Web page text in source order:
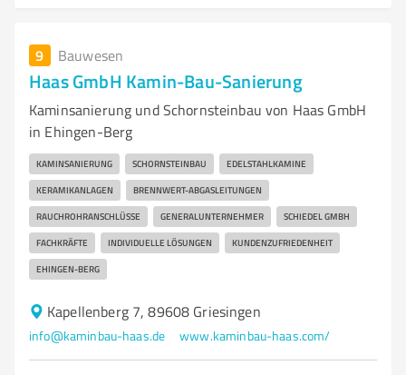
9 Bauwesen
Haas GmbH Kamin-Bau-Sanierung
Kaminsanierung und Schornsteinbau von Haas GmbH
in Ehingen-Berg
KAMINSANIERUNG SCHORNSTEINBAU EDELSTAHLKAMINE
KERAMIKANLAGEN BRENNWERT-ABGASLEITUNGEN
RAUCHROHRANSCHLÜSSE GENERALUNTERNEHMER SCHIEDEL GMBH
FACHKRÄFTE INDIVIDUELLE LÖSUNGEN KUNDENZUFRIEDENHEIT
EHINGEN-BERG
Kapellenberg 7, 89608 Griesingen
info@kaminbau-haas.de www.kaminbau-haas.com/